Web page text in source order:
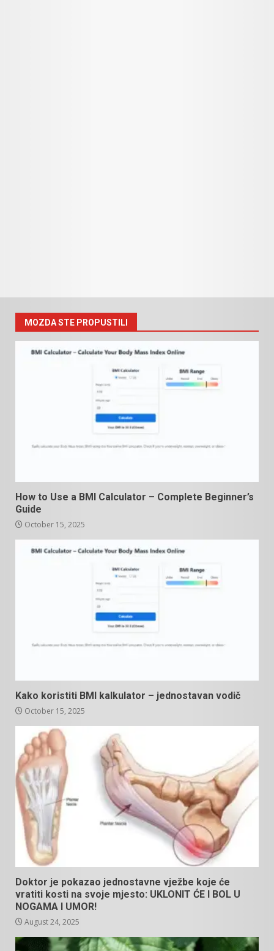
MOZDA STE PROPUSTILI
How to Use a BMI Calculator – Complete Beginner’s
Guide
October 15, 2025
Kako koristiti BMI kalkulator – jednostavan vodič
October 15, 2025
Doktor je pokazao jednostavne vježbe koje će
vratiti kosti na svoje mjesto: UKLONIT ĆE I BOL U
NOGAMA I UMOR!
August 24, 2025